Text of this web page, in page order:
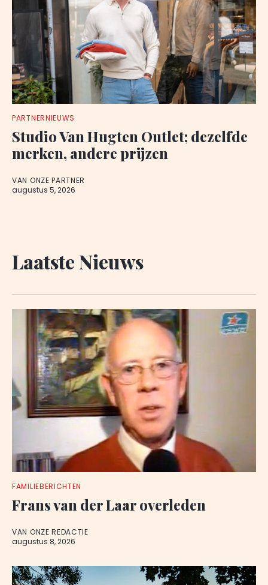
PARTNERNIEUWS
Studio Van Hugten Outlet; dezelfde
merken, andere prijzen
VAN ONZE PARTNER
augustus 5, 2026
Laatste Nieuws
FAMILIEBERICHTEN
Frans van der Laar overleden
VAN ONZE REDACTIE
augustus 8, 2026